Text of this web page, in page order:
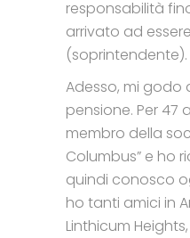
responsabilità
arrivato ad
(soprintendente).
Adesso, mi godo
pensione. Per 47
membro della
Columbus” e ho
quindi conosco
ho tanti amici in
Linthicum